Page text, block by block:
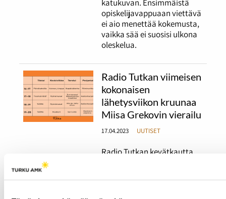
katukuvan. Ensimmäistä
opiskelijavappuaan viettävä
ei aio menettää kokemusta,
vaikka sää ei suosisi ulkona
oleskelua.
Radio Tutkan viimeisen
kokonaisen
lähetysviikon kruunaa
Miisa Grekovin vierailu
17.04.2023 UUTISET
Radio Tutkan kevätkautta